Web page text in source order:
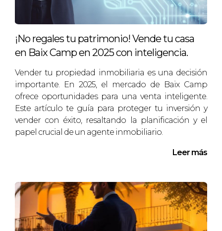
Hoy en día, María disfruta de una renta mayor y se
siente más segura de su situación financiera.
Estudio de Caso 2: Inversión en Alquileres
Juan y Laura, una joven pareja, optaron por
invertir en dos pequeños apartamentos para
alquiler en Reus. Aunque enfrentaron desafíos
iniciales en la gestión, los ingresos de los
alquileres les facilitaron cubrir gastos y ahorrar
para su futuro. A través de la reinversión de sus
ganancias, planean adquirir más propiedades en
Estudio de Caso 3: Diversificación de
Activos
Pedro, un empresario experimentado, decidió
diversificar su portafolio adquiriendo varias
¡No regales tu patrimonio! Vende tu casa
en Baix Camp en 2025 con inteligencia.
Vender tu propiedad inmobiliaria es una decisión
importante. En 2025, el mercado de Baix Camp
ofrece oportunidades para una venta inteligente.
Este artículo te guía para proteger tu inversión y
vender con éxito, resaltando la planificación y el
papel crucial de un agente inmobiliario.
Leer más